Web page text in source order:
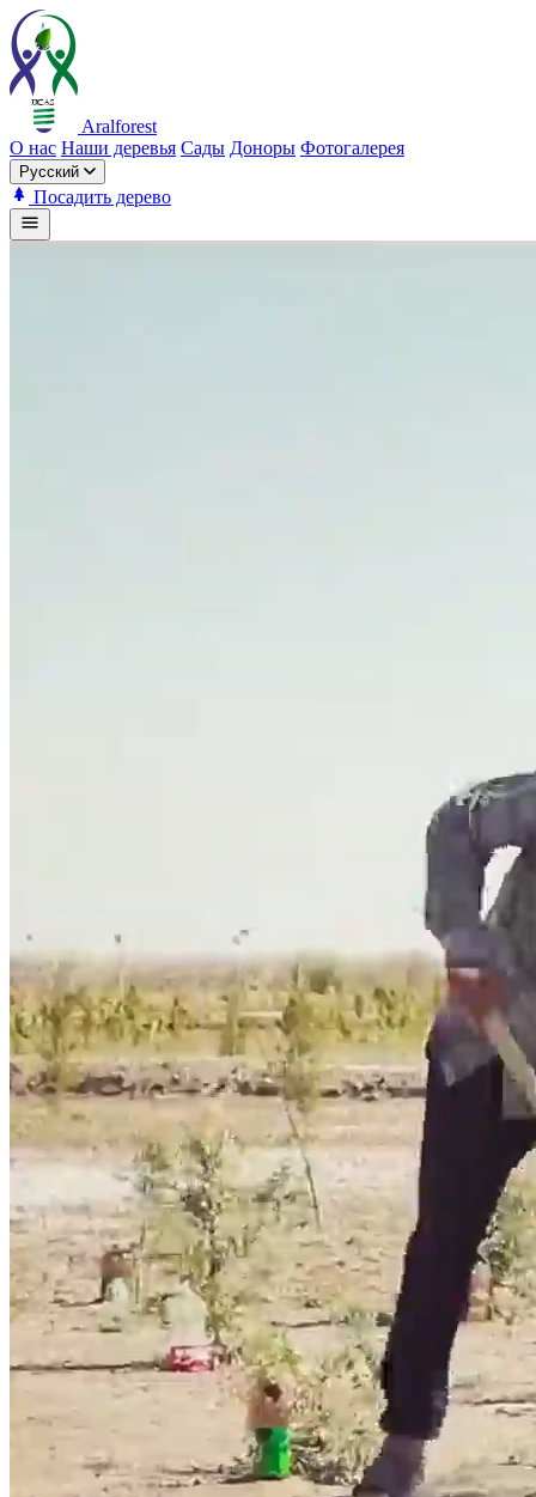
Aralforest
О нас Наши деревья Сады Доноры Фотогалерея
Русский
Посадить дерево